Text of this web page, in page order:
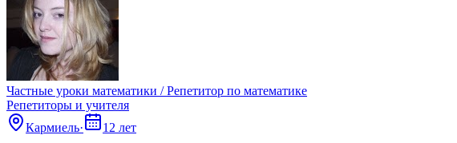
Частные уроки математики / Репетитор по математике
Репетиторы и учителя
Кармиель·
12 лет